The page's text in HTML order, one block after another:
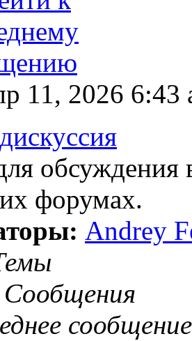
11, 2026 6:43
обсуждения
форумах.
Andrey
Сообщения
сообщение